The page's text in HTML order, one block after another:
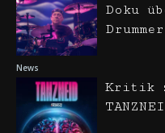
News
Doku
Kritik